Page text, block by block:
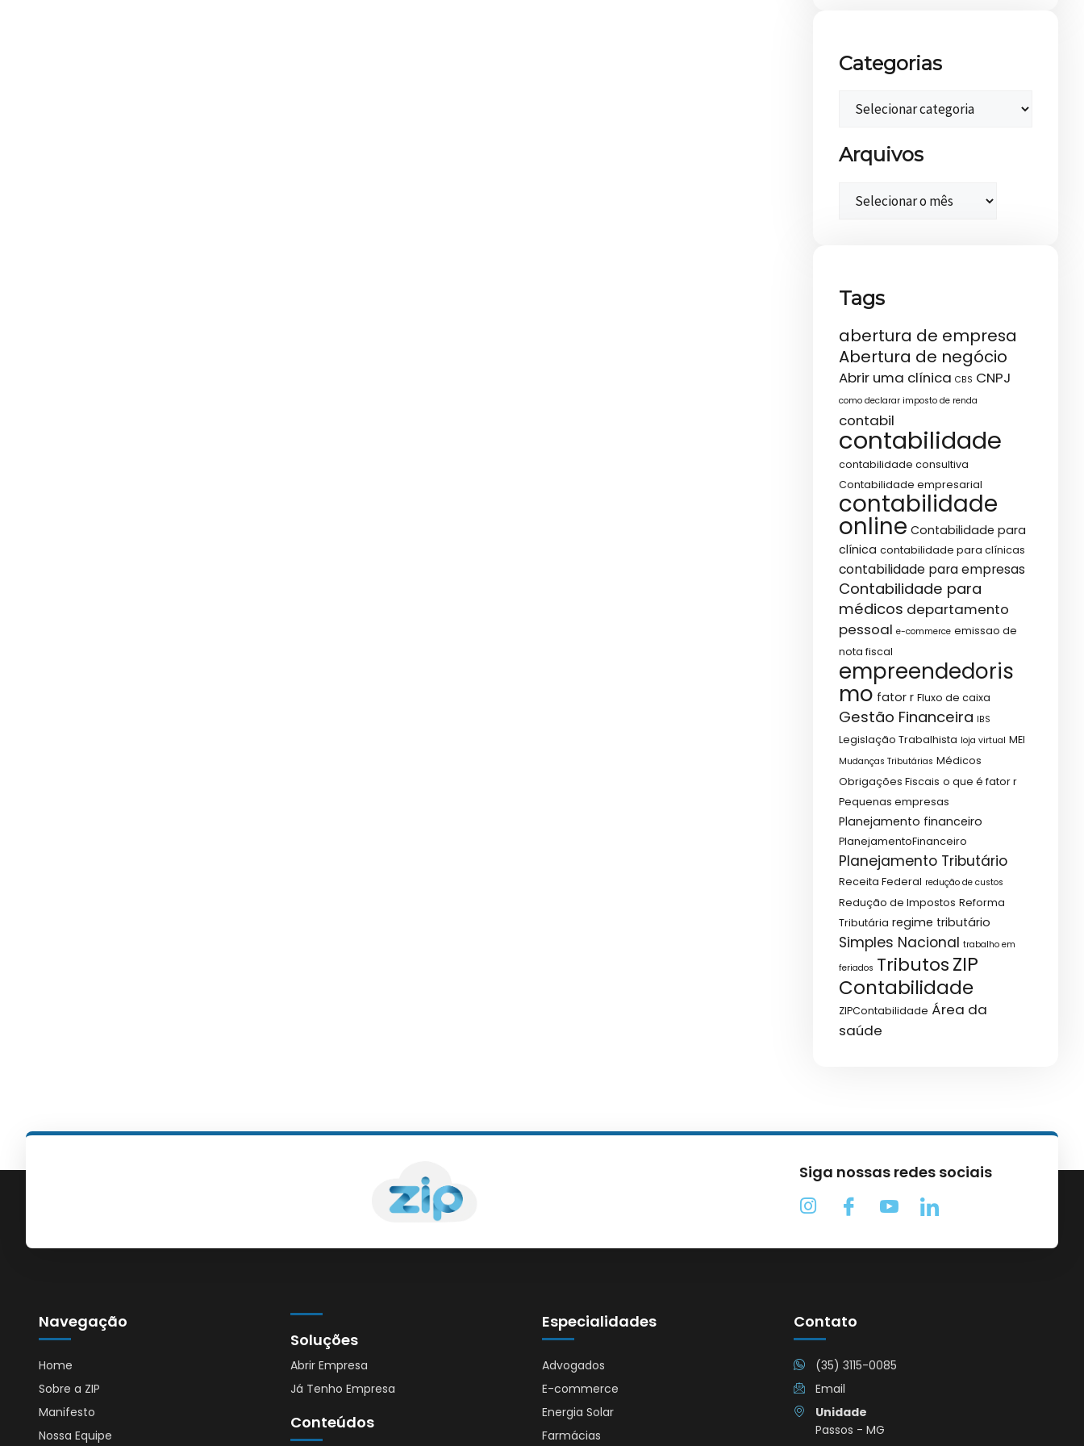
Categorias
Arquivos
Tags
abertura de empresa
Abertura de negócio
Abrir uma clínica CBS CNPJ
como declarar imposto de renda
contabil
contabilidade
contabilidade consultiva
Contabilidade empresarial
contabilidade
online Contabilidade para
clínica contabilidade para clínicas
contabilidade para empresas
Contabilidade para
médicos departamento
pessoal e-commerce emissao de
nota fiscal
empreendedoris
mo fator r Fluxo de caixa
Gestão Financeira IBS
Legislação Trabalhista loja virtual MEI
Mudanças Tributárias Médicos
Obrigações Fiscais o que é fator r
Pequenas empresas
Planejamento financeiro
PlanejamentoFinanceiro
Planejamento Tributário
Receita Federal redução de custos
Redução de Impostos Reforma
Tributária regime tributário
Simples Nacional trabalho em
feriados TributosZIP
Contabilidade
ZIPContabilidade Área da
saúde
Siga nossas redes sociais
Navegação
Home
Sobre a ZIP
Manifesto
Nossa Equipe
Soluções
Abrir Empresa
Já Tenho Empresa
Conteúdos
Especialidades
Advogados
E-commerce
Energia Solar
Farmácias
Contato
(35) 3115-0085
Email
Unidade
Passos - MG